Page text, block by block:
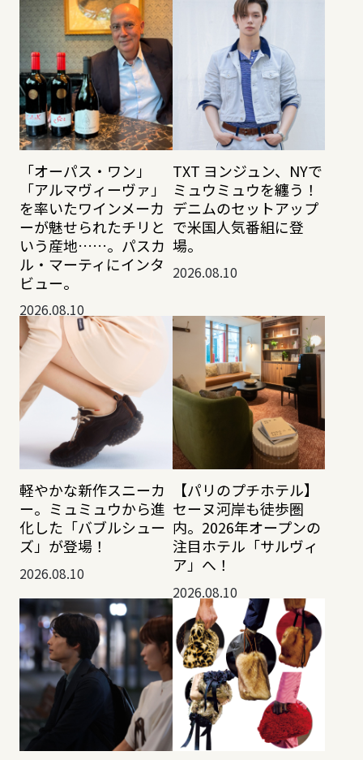
「オーパス・ワン」
「アルマヴィーヴァ」
を率いたワインメーカ
ーが魅せられたチリと
いう産地……。パスカ
ル・マーティにインタ
ビュー。
2026.08.10
TXT ヨンジュン、NYで
ミュウミュウを纏う！
デニムのセットアップ
で米国人気番組に登
場。
2026.08.10
軽やかな新作スニーカ
ー。ミュミュウから進
化した「バブルシュー
ズ」が登場！
2026.08.10
【パリのプチホテル】
セーヌ河岸も徒歩圏
内。2026年オープンの
注目ホテル「サルヴィ
ア」へ！
2026.08.10